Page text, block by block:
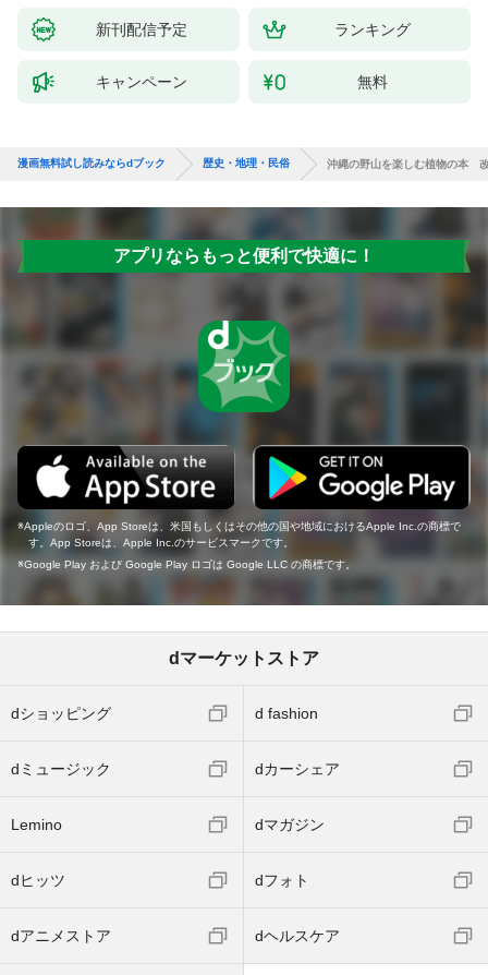
新刊配信予定 ランキング
キャンペーン 無料
漫画無料試し読みならdブック 歴史・地理・民俗 沖縄の野山を楽しむ植物の本
アプリならもっと便利で快適に！
Appleのロゴ、App Storeは、米国もしくはその他の国や地域におけるApple Inc.の商標で
す。App Storeは、Apple Inc.のサービスマークです。
Google Play および Google Play ロゴは Google LLC の商標です。
dマーケットストア
dショッピング d fashion
dミュージック dカーシェア
Lemino dマガジン
dヒッツ dフォト
dアニメストア dヘルスケア